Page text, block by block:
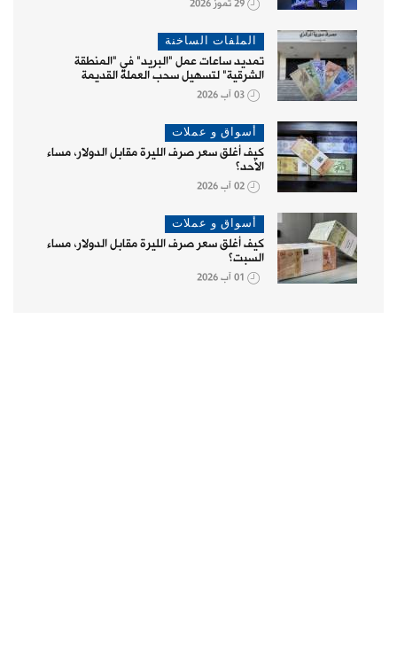
29 تموز 2026
الملفات الساخنة
تمديد ساعات عمل "البريد" في "المنطقة
الشرقية" لتسهيل سحب العملة القديمة
03 آب 2026
أسواق و عملات
كيف أغلق سعر صرف الليرة مقابل الدولار، مساء
الأحد؟
02 آب 2026
أسواق و عملات
كيف أغلق سعر صرف الليرة مقابل الدولار، مساء
السبت؟
01 آب 2026